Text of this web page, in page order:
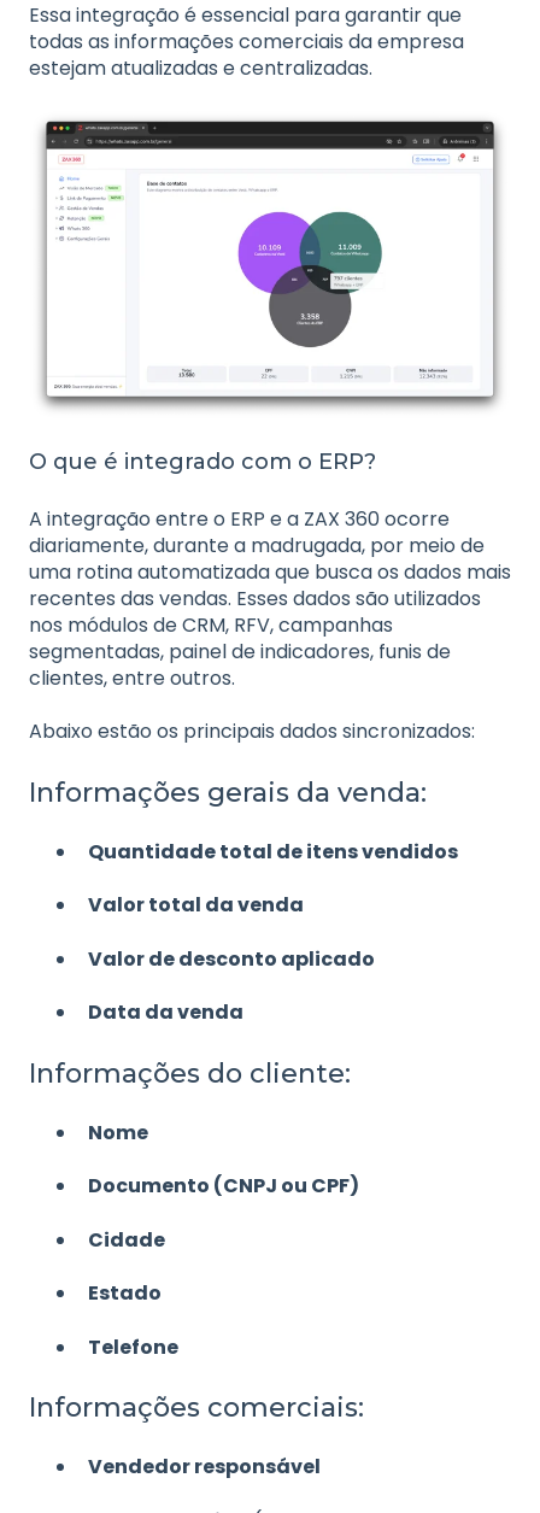
Essa integração é essencial para garantir que
todas as informações comerciais da empresa
estejam atualizadas e centralizadas.
O que é integrado com o ERP?
A integração entre o ERP e a ZAX 360 ocorre
diariamente, durante a madrugada, por meio de
uma rotina automatizada que busca os dados mais
recentes das vendas. Esses dados são utilizados
nos módulos de CRM, RFV, campanhas
segmentadas, painel de indicadores, funis de
clientes, entre outros.
Abaixo estão os principais dados sincronizados:
Informações gerais da venda:
Quantidade total de itens vendidos
Valor total da venda
Valor de desconto aplicado
Data da venda
Informações do cliente:
Nome
Documento (CNPJ ou CPF)
Cidade
Estado
Telefone
Informações comerciais:
Vendedor responsável